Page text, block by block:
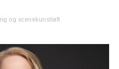
og scenekunstløft